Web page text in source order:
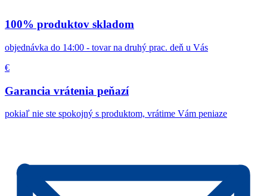
100% produktov skladom
objednávka do 14:00 - tovar na druhý prac. deň u Vás
€
Garancia vrátenia peňazí
pokiaľ nie ste spokojný s produktom, vrátime Vám peniaze